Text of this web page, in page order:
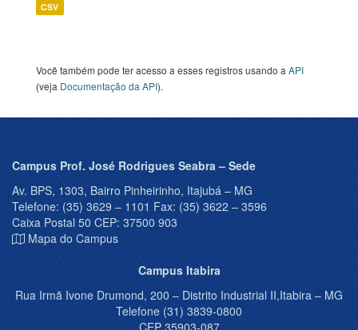
CSV
Você também pode ter acesso a esses registros usando a API
(veja Documentação da API).
Campus Prof. José Rodrigues Seabra – Sede
Av. BPS, 1303, Bairro Pinheirinho, Itajubá – MG
Telefone: (35) 3629 – 1101 Fax: (35) 3622 – 3596
Caixa Postal 50 CEP: 37500 903
Mapa do Campus
Campus Itabira
Rua Irmã Ivone Drumond, 200 – Distrito Industrial II,Itabira – MG
Telefone (31) 3839-0800
CEP 35903-087